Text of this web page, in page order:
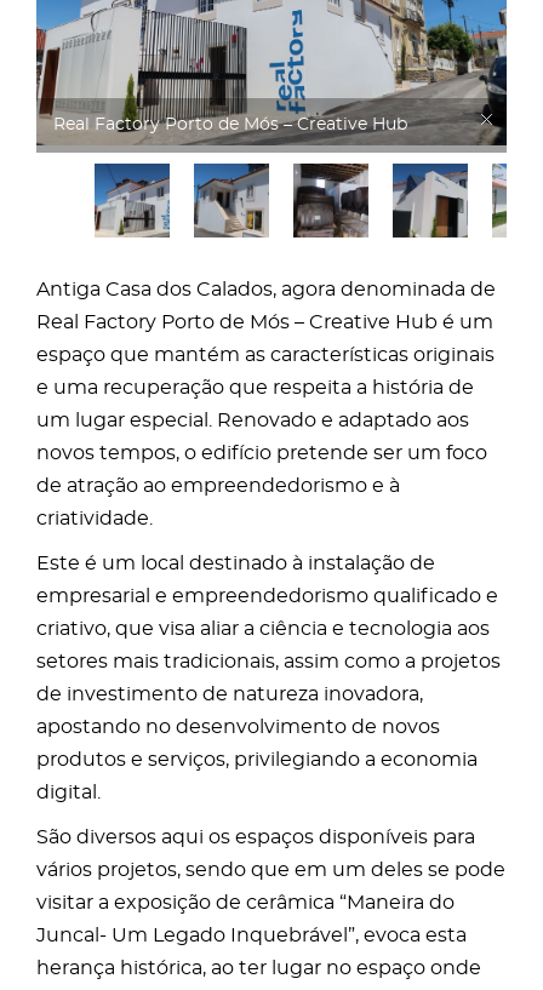
Real Factory
Antiga Casa dos Calados, agora denominada de
Real Factory Porto de Mós – Creative Hub é um
espaço que mantém as características originais
e uma recuperação que respeita a história de
um lugar especial. Renovado e adaptado aos
novos tempos, o edifício pretende ser um foco
de atração ao empreendedorismo e à
criatividade.
Este é um local destinado à instalação de
empresarial e empreendedorismo qualificado e
criativo, que visa aliar a ciência e tecnologia aos
setores mais tradicionais, assim como a projetos
de investimento de natureza inovadora,
apostando no desenvolvimento de novos
produtos e serviços, privilegiando a economia
digital.
São diversos aqui os espaços disponíveis para
vários projetos, sendo que em um deles se pode
visitar a exposição de cerâmica “Maneira do
Juncal- Um Legado Inquebrável”, evoca esta
herança histórica, ao ter lugar no espaço onde